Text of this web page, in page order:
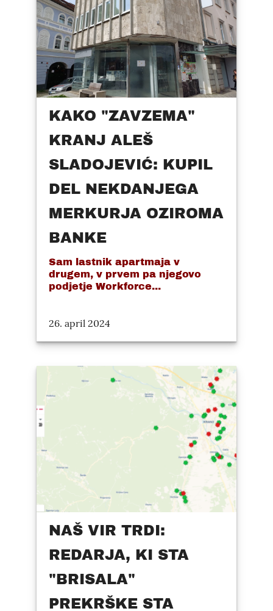
KAKO "ZAVZEMA"
KRANJ ALEŠ
SLADOJEVIĆ: KUPIL
DEL NEKDANJEGA
MERKURJA OZIROMA
BANKE
Sam lastnik apartmaja v
drugem, v prvem pa njegovo
podjetje Workforce...
26. april 2024
NAŠ VIR TRDI:
REDARJA, KI STA
"BRISALA"
PREKRŠKE STA